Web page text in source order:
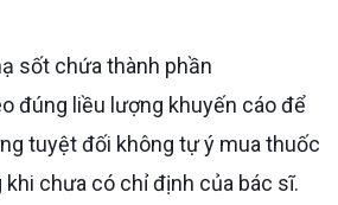
đúng liều lượng khuyến cáo để
tuyệt đối không tự ý mua thuốc
khi chưa có chỉ định của bác sĩ.